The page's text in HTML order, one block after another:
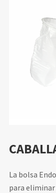
La bolsa
para eliminar